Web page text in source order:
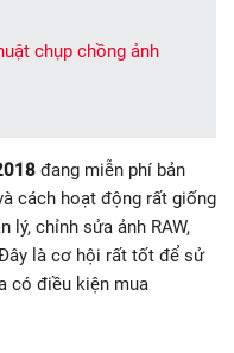
chụp chồng ảnh
đang miễn phí bản
cách hoạt động rất giống
lý, chỉnh sửa ảnh RAW,
là cơ hội rất tốt để sử
có điều kiện mua